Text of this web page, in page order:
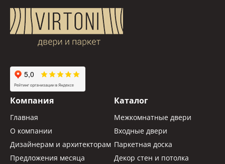
Компания
Главная
О компании
Дизайнерам и архитекторам
Предложения месяца
Каталог
Межкомнатные двери
Входные двери
Паркетная доска
Декор стен и потолка